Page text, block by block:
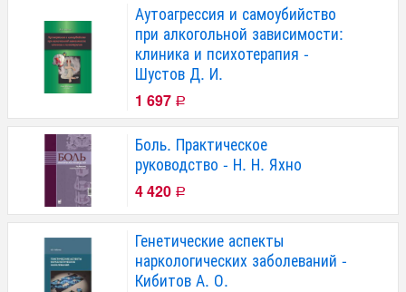
Аутоагрессия и самоубийство
при алкогольной зависимости:
клиника и психотерапия -
Шустов Д. И.
1 697 Р
Боль. Практическое
руководство - Н. Н. Яхно
4 420 Р
Генетические аспекты
наркологических заболеваний -
Кибитов А. О.